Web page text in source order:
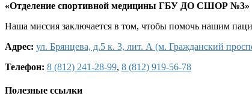
«Отделение спортивной медицины ГБУ ДО СШОР №3»
Наша миссия заключается в том, чтобы помочь нашим
Адрес: ул. Брянцева, д.5 к. 3, лит. А (м. Гражданский
Телефон: 8 (812) 241-28-99, 8 (812) 919-56-78
Полезные ссылки